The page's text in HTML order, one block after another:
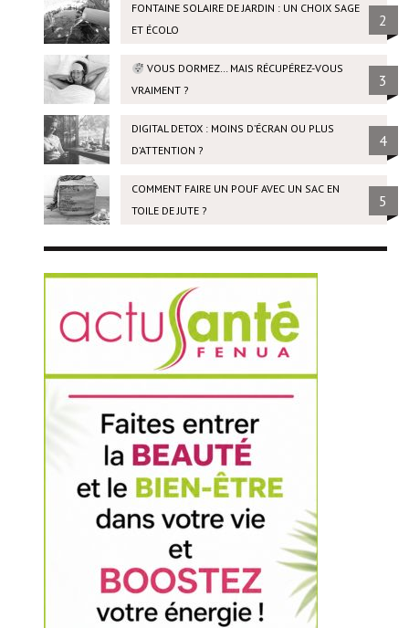
FONTAINE SOLAIRE DE JARDIN : UN CHOIX SAGE
ET ÉCOLO
2
VOUS DORMEZ… MAIS RÉCUPÉREZ-VOUS
VRAIMENT ?
3
DIGITAL DETOX : MOINS D’ÉCRAN OU PLUS
D’ATTENTION ?
4
COMMENT FAIRE UN POUF AVEC UN SAC EN
TOILE DE JUTE ?
5